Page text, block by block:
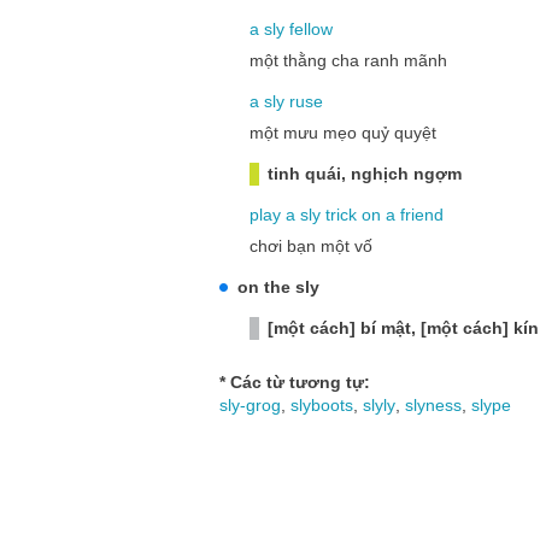
a sly fellow
một thằng cha ranh mãnh
a sly ruse
một mưu mẹo quỷ quyệt
tinh quái, nghịch ngợm
play a sly trick on a friend
chơi bạn một vố
on the sly
[một cách] bí mật, [một cách]
* Các từ tương tự:
sly-grog slyboots slyly slyness slype